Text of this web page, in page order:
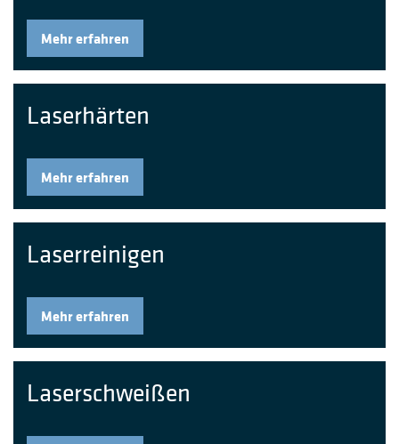
Mehr erfahren
Laserhärten
Mehr erfahren
Laserreinigen
Mehr erfahren
Laserschweißen